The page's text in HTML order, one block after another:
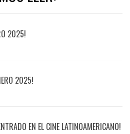
2025!
2025!
EN EL CINE LATINOAMERICANO!